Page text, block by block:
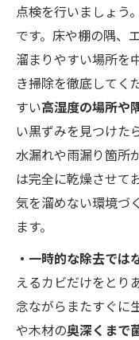
点検を行いましょう
です。床や棚の隅、
溜まりやすい場所を
き掃除を徹底してく
すい高湿度の場所や
い黒ずみを見つけた
水漏れや雨漏り箇所
は完全に乾燥させて
気を溜めない環境づ
ます。
・一時的な除去では
えるカビだけをとり
念ながらまたすぐに
や木材の奥深くまで